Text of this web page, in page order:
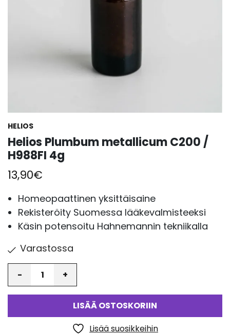
HELIOS
Helios Plumbum metallicum C200 /
H988FI 4g
13,90€
Homeopaattinen yksittäisaine
Rekisteröity Suomessa lääkevalmisteeksi
Käsin potensoitu Hahnemannin tekniikalla
Varastossa
LISÄÄ OSTOSKORIIN
Lisää suosikkeihin